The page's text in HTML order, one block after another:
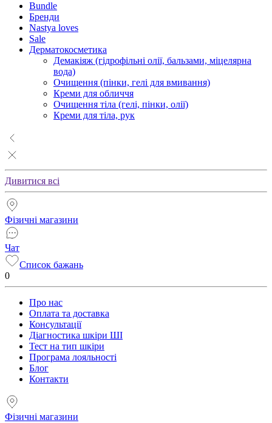
Bundle
Бренди
Nastya loves
Sale
Дерматокосметика
Демакіяж (гідрофільні олії, бальзами, міцелярна
вода)
Очищення (пінки, гелі для вмивання)
Креми для обличчя
Очищення тіла (гелі, пінки, олії)
Креми для тіла, рук
Дивитися всі
Фізичні магазини
Чат
Список бажань
0
Про нас
Оплата та доставка
Консультації
Діагностика шкіри ШІ
Тест на тип шкіри
Програма лояльності
Блог
Контакти
Фізичні магазини